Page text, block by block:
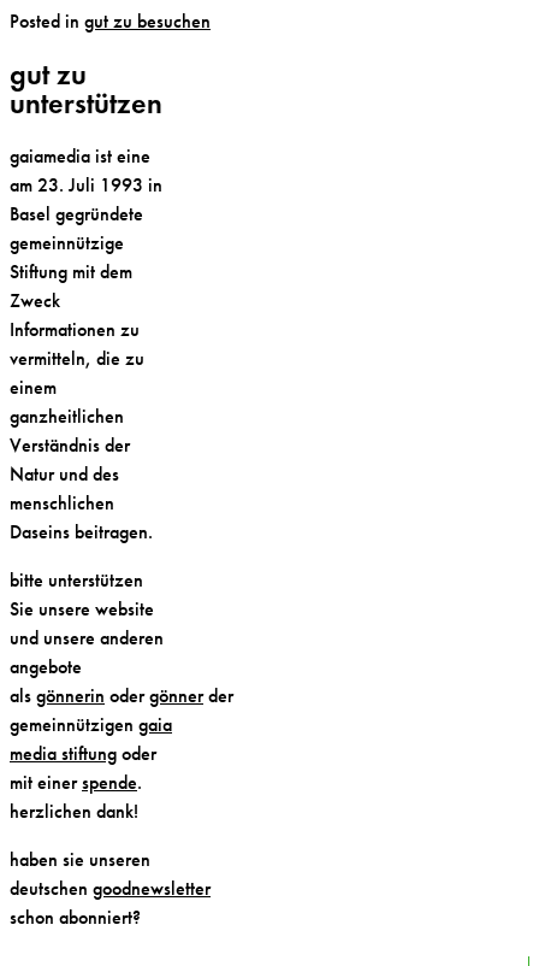
Posted in gut zu besuchen
gut zu
unterstützen
gaiamedia ist eine
am 23. Juli 1993 in
Basel gegründete
gemeinnützige
Stiftung mit dem
Zweck
Informationen zu
vermitteln, die zu
einem
ganzheitlichen
Verständnis der
Natur und des
menschlichen
Daseins beitragen.
bitte unterstützen
Sie unsere website
und unsere anderen
angebote
als gönnerin odergönnerder
gemeinnützigen gaia
media stiftung oder
mit einerspende.
herzlichen dank!
haben sie unseren
deutschen goodnewsletter
schon abonniert?